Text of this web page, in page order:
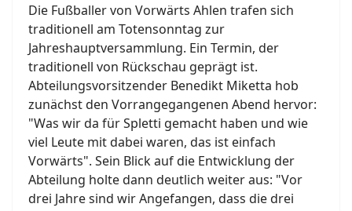
Die Fußballer von Vorwärts Ahlen trafen sich
traditionell am Totensonntag zur
Jahreshauptversammlung. Ein Termin, der
traditionell von Rückschau geprägt ist.
Abteilungsvorsitzender Benedikt Miketta hob
zunächst den Vorrangegangenen Abend hervor:
"Was wir da für Spletti gemacht haben und wie
viel Leute mit dabei waren, das ist einfach
Vorwärts". Sein Blick auf die Entwicklung der
Abteilung holte dann deutlich weiter aus: "Vor
drei Jahre sind wir Angefangen, dass die drei